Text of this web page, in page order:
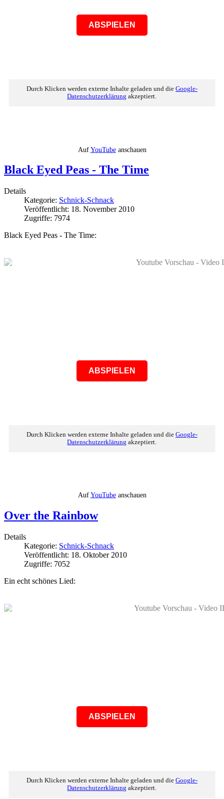
ABSPIELEN
Durch Klicken werden externe Inhalte geladen und die Google-
Datenschutzerklärung akzeptiert.
AufYouTubeanschauen
Black Eyed Peas - The Time
Details
Kategorie: Schnick-Schnack
Veröffentlicht: 18. November 2010
Zugriffe: 7974
Black Eyed Peas - The Time:
ABSPIELEN
Durch Klicken werden externe Inhalte geladen und die Google-
Datenschutzerklärung akzeptiert.
AufYouTubeanschauen
Over the Rainbow
Details
Kategorie: Schnick-Schnack
Veröffentlicht: 18. Oktober 2010
Zugriffe: 7052
Ein echt schönes Lied:
ABSPIELEN
Durch Klicken werden externe Inhalte geladen und die Google-
Datenschutzerklärung akzeptiert.